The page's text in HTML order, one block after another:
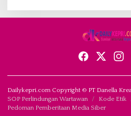
Dailykepri.com Copyright © PT Danella
SOP Perlindungan Wartawan
Kode Etik
Pedoman Pemberitaan Media Siber